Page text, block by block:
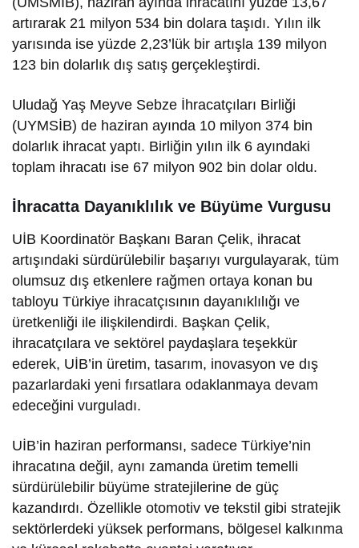
artırarak 21 milyon 534 bin dolara taşıdı. Yılın ilk
yarısında ise yüzde 2,23’lük bir artışla 139 milyon
123 bin dolarlık dış satış gerçekleştirdi.
Uludağ Yaş Meyve Sebze İhracatçıları Birliği
(UYMSİB) de haziran ayında 10 milyon 374 bin
dolarlık ihracat yaptı. Birliğin yılın ilk 6 ayındaki
toplam ihracatı ise 67 milyon 902 bin dolar oldu.
İhracatta Dayanıklılık ve Büyüme Vurgusu
UİB Koordinatör Başkanı Baran Çelik, ihracat
artışındaki sürdürülebilir başarıyı vurgulayarak, tüm
olumsuz dış etkenlere rağmen ortaya konan bu
tabloyu Türkiye ihracatçısının dayanıklılığı ve
üretkenliği ile ilişkilendirdi. Başkan Çelik,
ihracatçılara ve sektörel paydaşlara teşekkür
ederek, UİB’in üretim, tasarım, inovasyon ve dış
pazarlardaki yeni fırsatlara odaklanmaya devam
edeceğini vurguladı.
UİB’in haziran performansı, sadece Türkiye’nin
ihracatına değil, aynı zamanda üretim temelli
sürdürülebilir büyüme stratejilerine de güç
kazandırdı. Özellikle otomotiv ve tekstil gibi stratejik
sektörlerdeki yüksek performans, bölgesel kalkınma